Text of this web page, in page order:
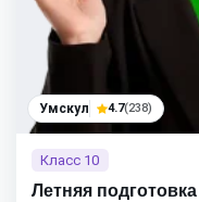
Умскул 4.7(238)
Класс 10
Летняя